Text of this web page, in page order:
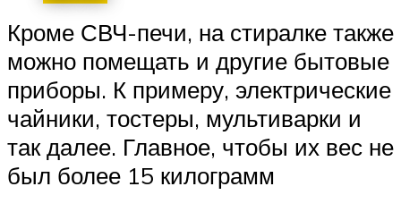
Кроме СВЧ-печи, на стиралке также
можно помещать и другие бытовые
приборы. К примеру, электрические
чайники, тостеры, мультиварки и
так далее. Главное, чтобы их вес не
был более 15 килограмм